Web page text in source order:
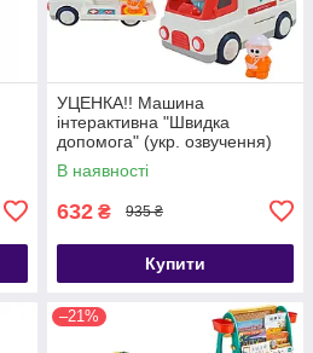
УЦЕНКА!! Машина
інтерактивна "Швидка
допомога" (укр. озвучення)
арт. 46349
В наявності
632 ₴ 935 ₴
Купити
–21%